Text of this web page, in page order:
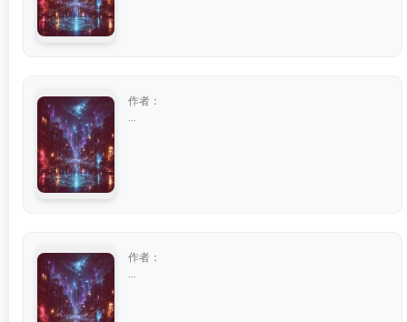
作者：
作者：